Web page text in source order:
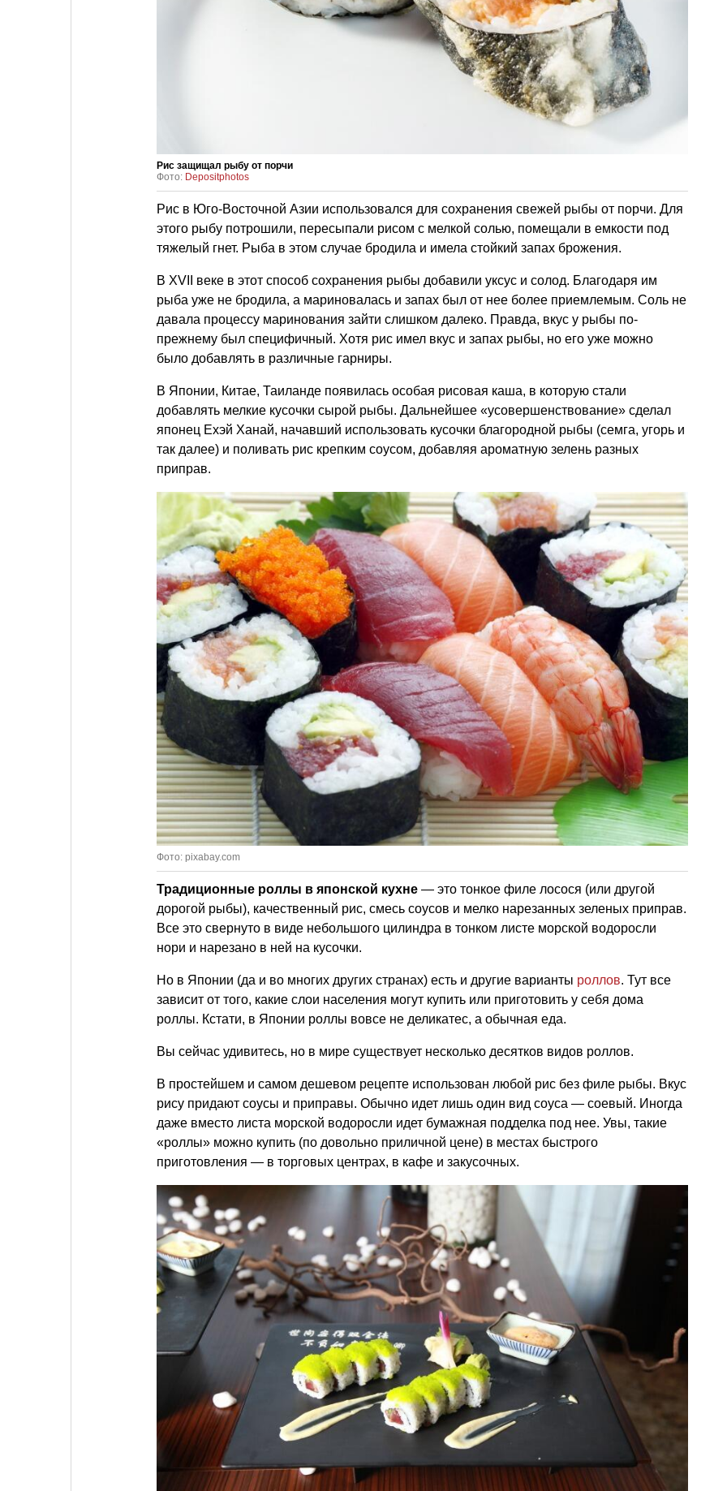
Рис защищал рыбу от порчи
Фото: Depositphotos
Рис в Юго-Восточной Азии использовался для сохранения свежей рыбы от порчи. Для
этого рыбу потрошили, пересыпали рисом с мелкой солью, помещали в емкости под
тяжелый гнет. Рыба в этом случае бродила и имела стойкий запах брожения.
В XVII веке в этот способ сохранения рыбы добавили уксус и солод. Благодаря им
рыба уже не бродила, а мариновалась и запах был от нее более приемлемым. Соль не
давала процессу маринования зайти слишком далеко. Правда, вкус у рыбы по-
прежнему был специфичный. Хотя рис имел вкус и запах рыбы, но его уже можно
было добавлять в различные гарниры.
В Японии, Китае, Таиланде появилась особая рисовая каша, в которую стали
добавлять мелкие кусочки сырой рыбы. Дальнейшее «усовершенствование» сделал
японец Ехэй Ханай, начавший использовать кусочки благородной рыбы (семга, угорь и
так далее) и поливать рис крепким соусом, добавляя ароматную зелень разных
приправ.
Фото: pixabay.com
Традиционные роллы в японской кухне — это тонкое филе лосося (или другой
дорогой рыбы), качественный рис, смесь соусов и мелко нарезанных зеленых приправ.
Все это свернуто в виде небольшого цилиндра в тонком листе морской водоросли
нори и нарезано в ней на кусочки.
Но в Японии (да и во многих других странах) есть и другие варианты роллов. Тут все
зависит от того, какие слои населения могут купить или приготовить у себя дома
роллы. Кстати, в Японии роллы вовсе не деликатес, а обычная еда.
Вы сейчас удивитесь, но в мире существует несколько десятков видов роллов.
В простейшем и самом дешевом рецепте использован любой рис без филе рыбы. Вкус
рису придают соусы и приправы. Обычно идет лишь один вид соуса — соевый. Иногда
даже вместо листа морской водоросли идет бумажная подделка под нее. Увы, такие
«роллы» можно купить (по довольно приличной цене) в местах быстрого
приготовления — в торговых центрах, в кафе и закусочных.